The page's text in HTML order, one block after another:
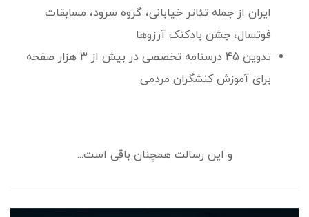
ایران از جمله تئاتر خیابانی، گروه سرود، مسابقات
فوتسال، جشن بادکنک آرزوها
تدوین 45 درسنامه تخصصی در بیش از 3 هزار صفحه
برای آموزش کنشگران مردمی
و این رسالت همچنان باقی است...